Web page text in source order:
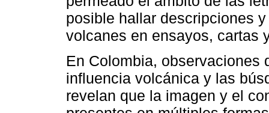
posible hallar descripciones
volcanes en ensayos, cartas
En Colombia, observaciones
influencia volcánica y las
revelan que la imagen y el